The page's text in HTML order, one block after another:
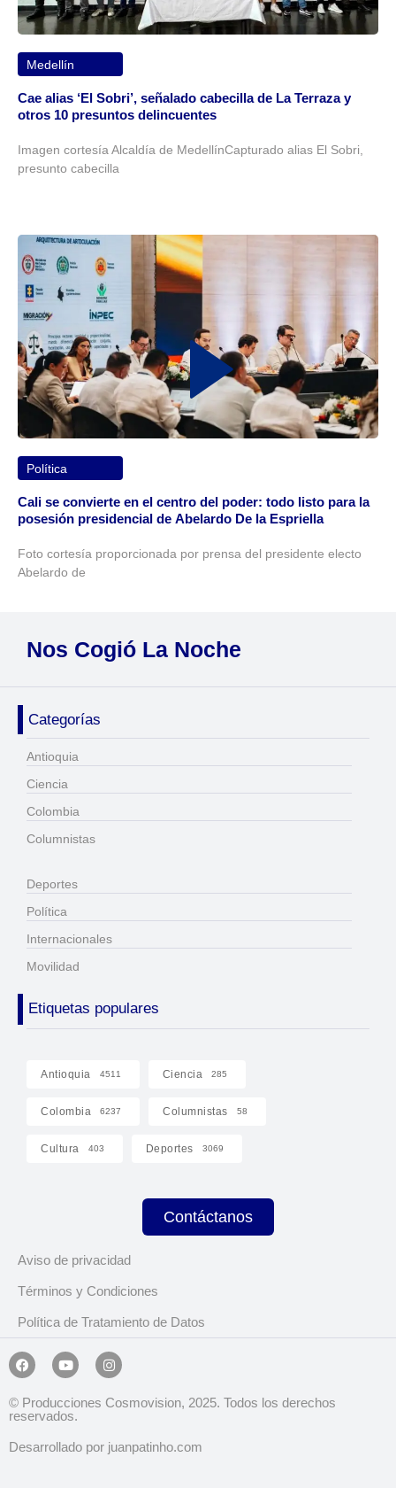
Medellín
Cae alias ‘El Sobri’, señalado cabecilla de La Terraza y
otros 10 presuntos delincuentes
Imagen cortesía Alcaldía de MedellínCapturado alias El Sobri,
presunto cabecilla
Política
Cali se convierte en el centro del poder: todo listo para la
posesión presidencial de Abelardo De la Espriella
Foto cortesía proporcionada por prensa del presidente electo
Abelardo de
Nos Cogió La Noche
Categorías
Antioquia
Ciencia
Colombia
Columnistas
Deportes
Política
Internacionales
Movilidad
Etiquetas populares
Antioquia 4511 Ciencia 285
Colombia 6237 Columnistas 58
Cultura 403 Deportes 3069
Contáctanos
Aviso de privacidad
Términos y Condiciones
Política de Tratamiento de Datos
© Producciones Cosmovision, 2025. Todos los derechos
reservados.
Desarrollado por juanpatinho.com